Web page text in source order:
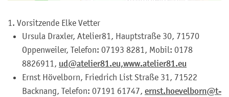
1. Vorsitzende Elke Vetter
Ursula Draxler, Atelier81, Hauptstraße 30, 71570
Oppenweiler, Telefon: 07193 8281, Mobil: 0178
8826911, ud@atelier81.eu,www.atelier81.eu
Ernst Hövelborn, Friedrich List Straße 31, 71522
Backnang, Telefon: 07191 61747, ernst.hoevelborn@t-